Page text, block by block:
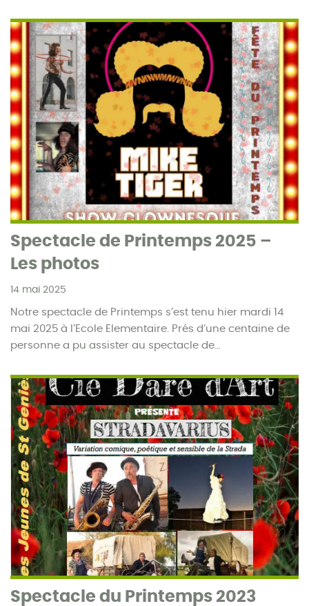
Spectacle de Printemps 2025 –
Les photos
14 mai 2025
Notre spectacle de Printemps s’est tenu hier mardi 14
mai 2025 à l’Ecole Elementaire. Prés d’une centaine de
personne a pu assister au spectacle de…
Spectacle du Printemps 2023